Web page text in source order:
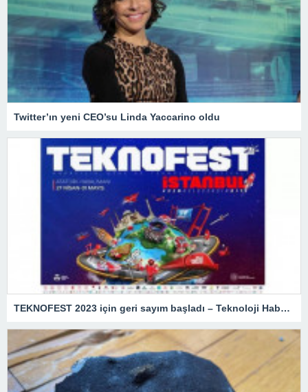
Twitter’ın yeni CEO’su Linda Yaccarino oldu
TEKNOFEST 2023 için geri sayım başladı – Teknoloji Haberleri